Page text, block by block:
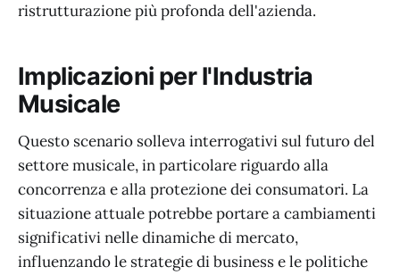
ristrutturazione più profonda dell'azienda.
Implicazioni per l'Industria
Musicale
Questo scenario solleva interrogativi sul futuro del
settore musicale, in particolare riguardo alla
concorrenza e alla protezione dei consumatori. La
situazione attuale potrebbe portare a cambiamenti
significativi nelle dinamiche di mercato,
influenzando le strategie di business e le politiche